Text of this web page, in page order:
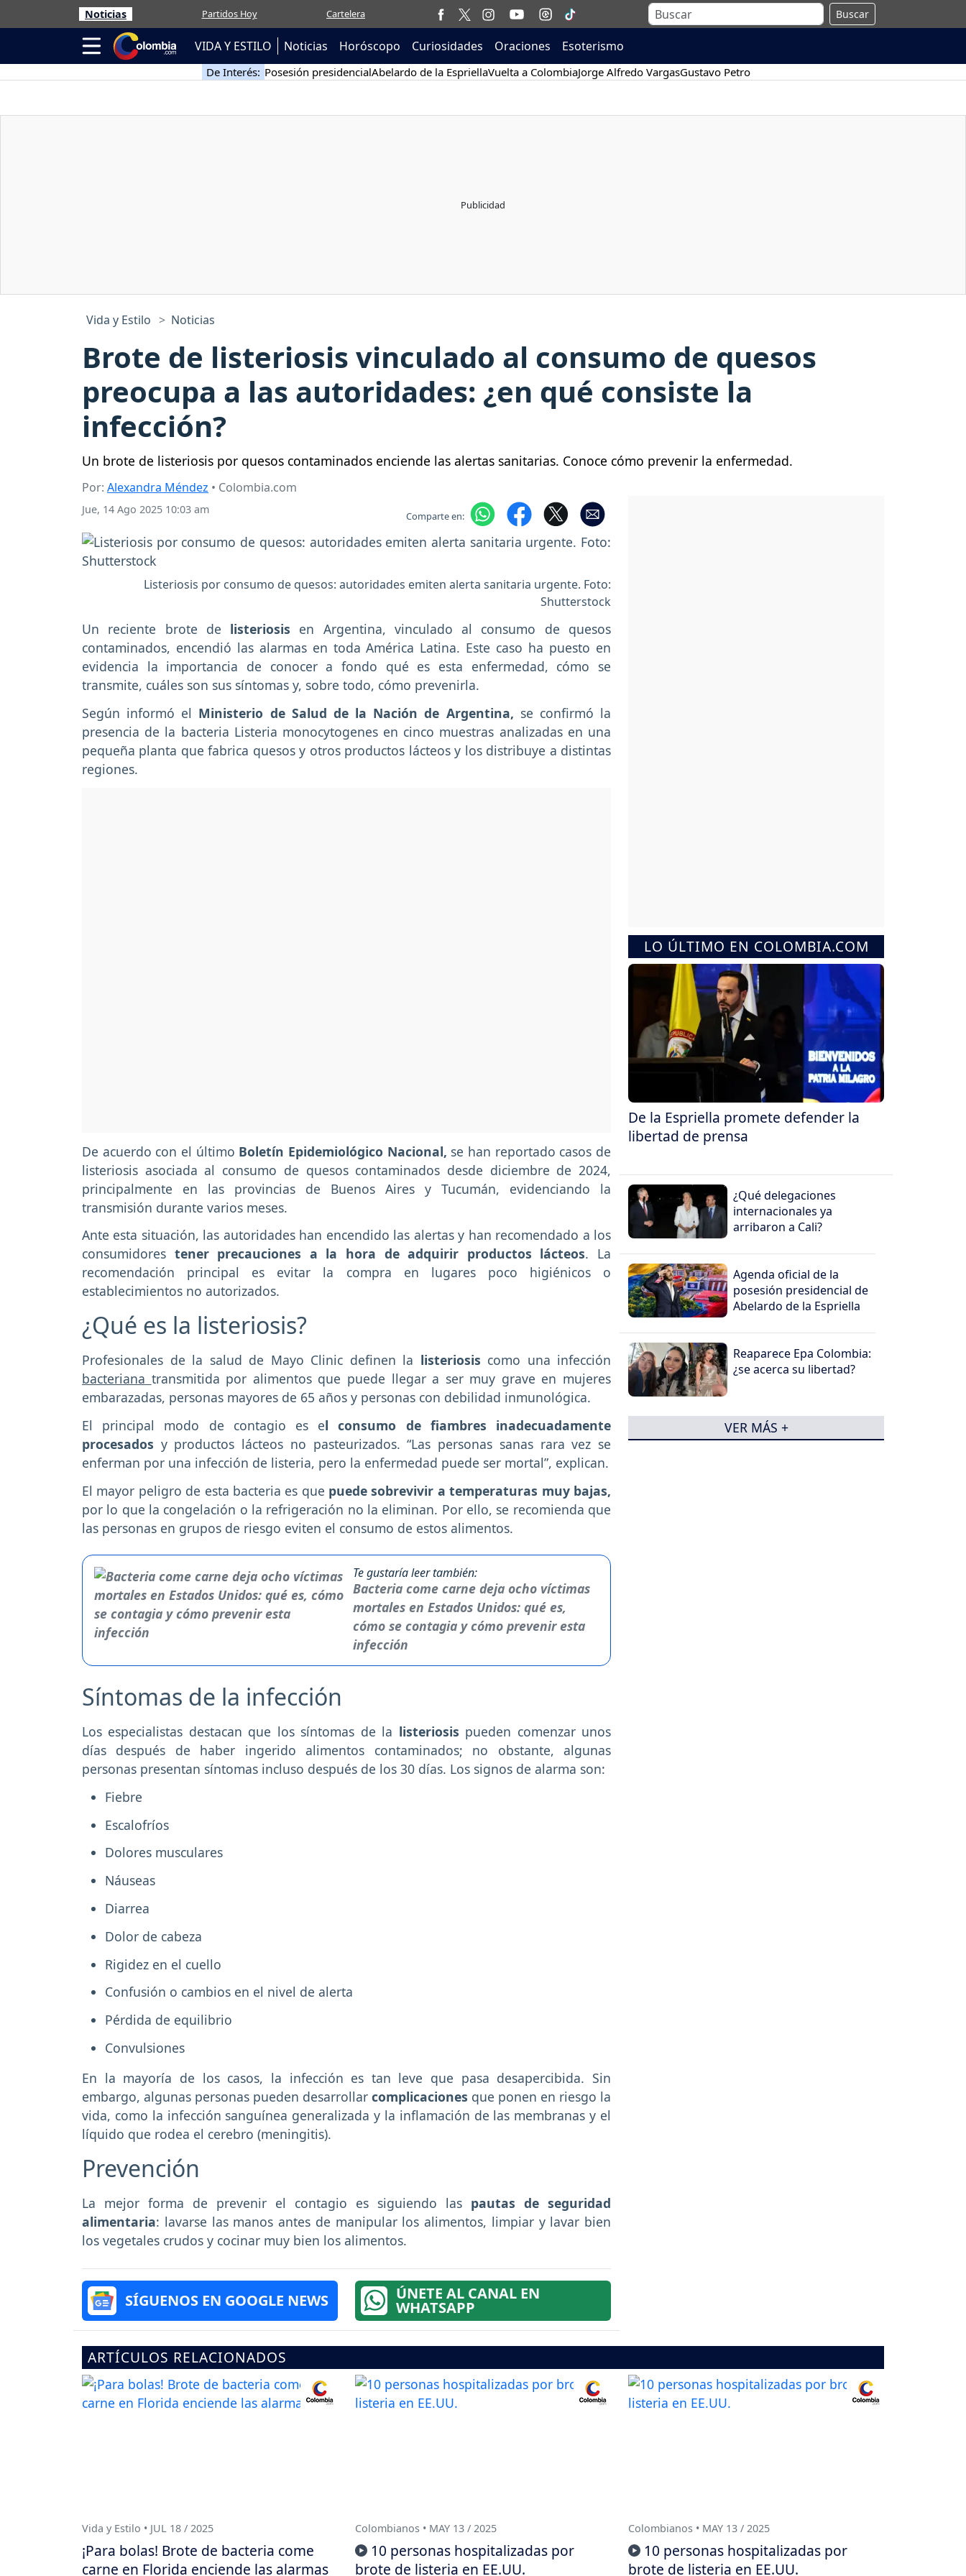
Noticias Partidos Hoy Cartelera Buscar
VIDA Y ESTILO Noticias Horóscopo Curiosidades Oraciones Esoterismo
De Interés: Posesión presidencialAbelardo de la EspriellaVuelta a ColombiaJorge Alfredo VargasGustavo Petro
Vida y Estilo Noticias
Brote de listeriosis vinculado al consumo de quesos
preocupa a las autoridades: ¿en qué consiste la
infección?
Un brote de listeriosis por quesos contaminados enciende las alertas sanitarias. Conoce cómo prevenir la enfermedad.
Por: Alexandra Méndez • Colombia.com
Jue, 14 Ago 2025 10:03 am Comparte en:
Listeriosis por consumo de quesos: autoridades emiten alerta sanitaria urgente. Foto:
Shutterstock
Un reciente brote de listeriosis en Argentina, vinculado al consumo de quesos
contaminados, encendió las alarmas en toda América Latina. Este caso ha puesto en
evidencia la importancia de conocer a fondo qué es esta enfermedad, cómo se
transmite, cuáles son sus síntomas y, sobre todo, cómo prevenirla.
Según informó el Ministerio de Salud de la Nación de Argentina, se confirmó la
presencia de la bacteria Listeria monocytogenes en cinco muestras analizadas en una
pequeña planta que fabrica quesos y otros productos lácteos y los distribuye a distintas
regiones.
De acuerdo con el último Boletín Epidemiológico Nacional, se han reportado casos de
listeriosis asociada al consumo de quesos contaminados desde diciembre de 2024,
principalmente en las provincias de Buenos Aires y Tucumán, evidenciando la
transmisión durante varios meses.
Ante esta situación, las autoridades han encendido las alertas y han recomendado a los
consumidores tener precauciones a la hora de adquirir productos lácteos. La
recomendación principal es evitar la compra en lugares poco higiénicos o
establecimientos no autorizados.
¿Qué es la listeriosis?
Profesionales de la salud de Mayo Clinic definen la listeriosis como una infección
bacteriana transmitida por alimentos que puede llegar a ser muy grave en mujeres
embarazadas, personas mayores de 65 años y personas con debilidad inmunológica.
El principal modo de contagio es el consumo de fiambres inadecuadamente
procesados y productos lácteos no pasteurizados. “Las personas sanas rara vez se
enferman por una infección de listeria, pero la enfermedad puede ser mortal”, explican.
El mayor peligro de esta bacteria es que puede sobrevivir a temperaturas muy bajas,
por lo que la congelación o la refrigeración no la eliminan. Por ello, se recomienda que
las personas en grupos de riesgo eviten el consumo de estos alimentos.
Te gustaría leer también:
Bacteria come carne deja ocho víctimas
mortales en Estados Unidos: qué es,
cómo se contagia y cómo prevenir esta
infección
Síntomas de la infección
Los especialistas destacan que los síntomas de la listeriosis pueden comenzar unos
días después de haber ingerido alimentos contaminados; no obstante, algunas
personas presentan síntomas incluso después de los 30 días. Los signos de alarma son:
Fiebre
Escalofríos
Dolores musculares
Náuseas
Diarrea
Dolor de cabeza
Rigidez en el cuello
Confusión o cambios en el nivel de alerta
Pérdida de equilibrio
Convulsiones
En la mayoría de los casos, la infección es tan leve que pasa desapercibida. Sin
embargo, algunas personas pueden desarrollar complicaciones que ponen en riesgo la
vida, como la infección sanguínea generalizada y la inflamación de las membranas y el
líquido que rodea el cerebro (meningitis).
Prevención
La mejor forma de prevenir el contagio es siguiendo las pautas de seguridad
alimentaria: lavarse las manos antes de manipular los alimentos, limpiar y lavar bien
los vegetales crudos y cocinar muy bien los alimentos.
SÍGUENOS EN GOOGLE NEWS ÚNETE AL CANAL EN
WHATSAPP
LO ÚLTIMO EN COLOMBIA.COM
De la Espriella promete defender la
libertad de prensa
¿Qué delegaciones
internacionales ya
arribaron a Cali?
Agenda oficial de la
posesión presidencial de
Abelardo de la Espriella
Reaparece Epa Colombia:
¿se acerca su libertad?
VER MÁS +
ARTÍCULOS RELACIONADOS
Vida y Estilo • JUL 18 / 2025
¡Para bolas! Brote de bacteria come
carne en Florida enciende las alarmas
Colombianos • MAY 13 / 2025
10 personas hospitalizadas por
brote de listeria en EE.UU.
Colombianos • MAY 13 / 2025
10 personas hospitalizadas por
brote de listeria en EE.UU.